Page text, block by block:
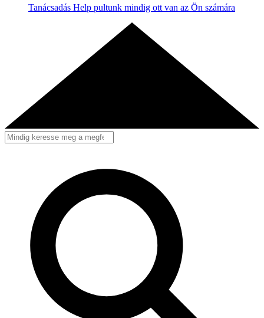
Tanácsadás Help pultunk mindig ott van az Ön számára